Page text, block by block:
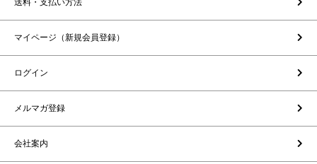
送料・支払い方法
マイページ（新規会員登録）
ログイン
メルマガ登録
会社案内